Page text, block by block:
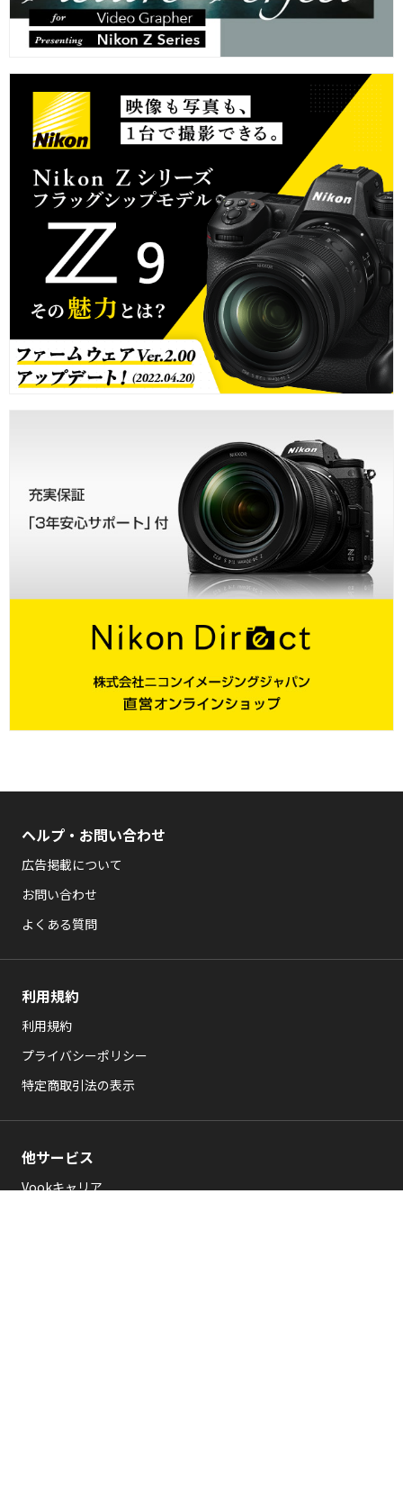
す。
応募情報としてご提供いただいた個人情報（氏名、住所、電話番
号及びメールアドレス等、以下「個人情報」という）は、Vookに
キャンペーンのご案内等Vookのマーケティング活動の目的で利用
させていただきます。
アンケートフォームでは、ログイン情報管理のためCookieを使用
しています。
【個人情報の共同利用について】
ご提供いただいた個人情報は、Vookの責任で本キャンペーンの利
用目的の範囲において、Nikonが共同利用することがあります。た
だし、本キャンペーンに関連してNikonが提供するサービスを利用
する場合は、当該サービスに定める規約および個人情報保護に関
する規程に定めるとおりとします。
【個人情報の取扱いの委託について】
個人情報の取り扱いを外部に委託する場合は、当社が規定する
個人情報管理基準を満たす企業を選定して委託を行い、適切な取
り扱いが行われるよう監督します。
た個人情報の利用目的の通知・開示・内容の訂正・追加または削
除・利用停止・消去（以下「開示等」）に応じます。 開示等に
応じる窓口は以下の通りです。
個人情報取扱に関する問合せ窓口
株式会社Vook
営業時間：月～金 午前10:00～午後5:00 （土日・祝祭日、年末
やむを得ない事情により、貸し出し機材の内容が予告なく変更と
ご応募はご本人限り1回までとさせていただきます。また同一の住
所の方が複数当選された場合でも、1つの応募のみを当選とさせて
ご入力内容に不備、誤り、虚偽があった場合ならびに不正行為が
いただきます。
貸し出し機材の発送にあたり、発送方法、発送日程、時間帯指定
宛への配送は承っておりません。
その他一切の処分行為を禁止いたします。
配送途中に生じた貸し出し機材の破損、紛失に関してご当選者に
不利益が生じても、VookおよびNikonはいかなる責任も負わない
応募状況、抽選基準、結果に関するお問い合わせにはお答えいた
しかねますので予めご了承ください。
【免責事項】
または第三者の損害について、VookおよびNikonは故意または重
ヘルプ・お問い合わせ
広告掲載について
お問い合わせ
よくある質問
利用規約
利用規約
プライバシーポリシー
特定商取引法の表示
他サービス
Vookキャリア